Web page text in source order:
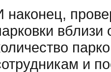
наконец,
и